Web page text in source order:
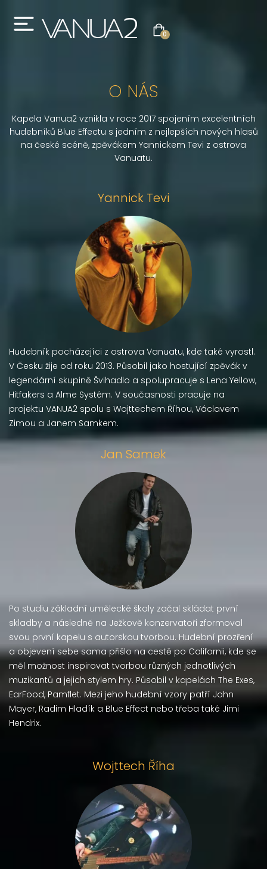
0
O NÁS
Kapela Vanua2 vznikla v roce 2017 spojením excelentních
hudebníků Blue Effectu s jedním z nejlepších nových hlasů
na české scéně, zpěvákem Yannickem Tevi z ostrova
Vanuatu.
Yannick Tevi
Hudebník pocházejíci z ostrova Vanuatu, kde také vyrostl.
V Česku žije od roku 2013. Působil jako hostující zpěvák v
legendární skupině Švihadlo a spolupracuje s Lena Yellow,
Hitfakers a Alme Systém. V současnosti pracuje na
projektu VANUA2 spolu s Wojttechem Říhou, Václavem
Zimou a Janem Samkem.
Jan Samek
Po studiu základní umělecké školy začal skládat první
skladby a následně na Ježkově konzervatoři zformoval
svou první kapelu s autorskou tvorbou. Hudební prozření
a objevení sebe sama přišlo na cestě po Californii, kde se
měl možnost inspirovat tvorbou různých jednotlivých
muzikantů a jejich stylem hry. Působil v kapelách The Exes,
EarFood, Pamflet. Mezi jeho hudební vzory patří John
Mayer, Radim Hladík a Blue Effect nebo třeba také Jimi
Hendrix.
Wojttech Říha